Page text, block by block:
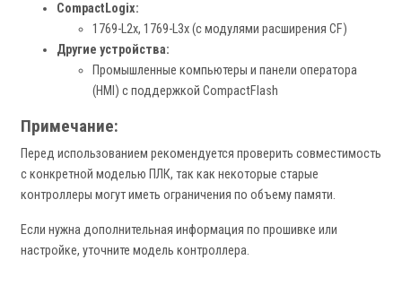
CompactLogix:
1769-L2x, 1769-L3x (с модулями расширения CF)
Другие устройства:
Промышленные компьютеры и панели оператора
(HMI) с поддержкой CompactFlash
Примечание:
Перед использованием рекомендуется проверить совместимость
с конкретной моделью ПЛК, так как некоторые старые
контроллеры могут иметь ограничения по объему памяти.
Если нужна дополнительная информация по прошивке или
настройке, уточните модель контроллера.